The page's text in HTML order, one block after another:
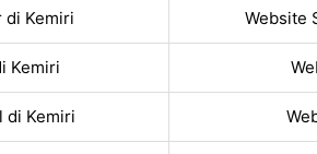
di Kemiri Website
Kemiri
di Kemiri